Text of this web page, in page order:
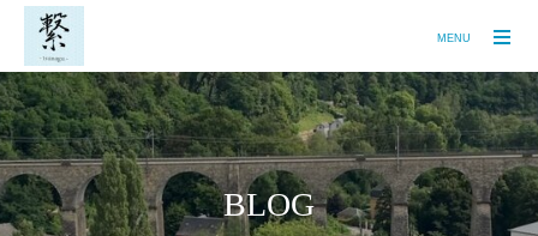
BLOG
MENU